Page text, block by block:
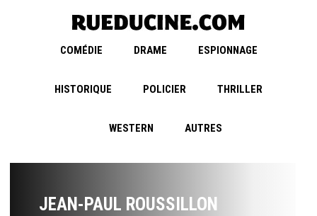
COMÉDIE DRAME ESPIONNAGE
HISTORIQUE POLICIER THRILLER
WESTERN AUTRES
JEAN-PAUL ROUSSILLON